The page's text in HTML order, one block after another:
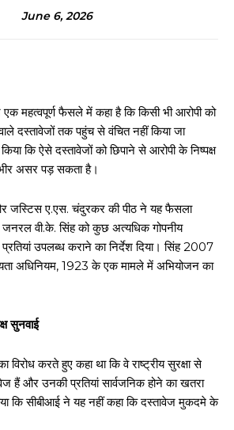
June 6, 2026
एक महत्वपूर्ण फैसले में कहा है कि किसी भी आरोपी को
दस्तावेजों तक पहुंच से वंचित नहीं किया जा
कि ऐसे दस्तावेजों को छिपाने से आरोपी के निष्पक्ष
असर पड़ सकता है।
जस्टिस ए.एस. चंदुरकर की पीठ ने यह फैसला
जनरल वी.के. सिंह को कुछ अत्यधिक गोपनीय
उपलब्ध कराने का निर्देश दिया। सिंह 2007
अधिनियम, 1923 के एक मामले में अभियोजन का
सुनवाई
करते हुए कहा था कि वे राष्ट्रीय सुरक्षा से
हैं और उनकी प्रतियां सार्वजनिक होने का खतरा
कि सीबीआई ने यह नहीं कहा कि दस्तावेज मुकदमे के